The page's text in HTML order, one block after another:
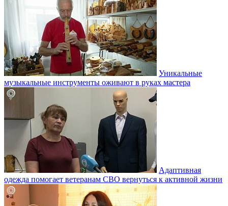
Уникальные
музыкальные инструменты оживают в руках мастера
Адаптивная
одежда помогает ветеранам СВО вернуться к активной жизни